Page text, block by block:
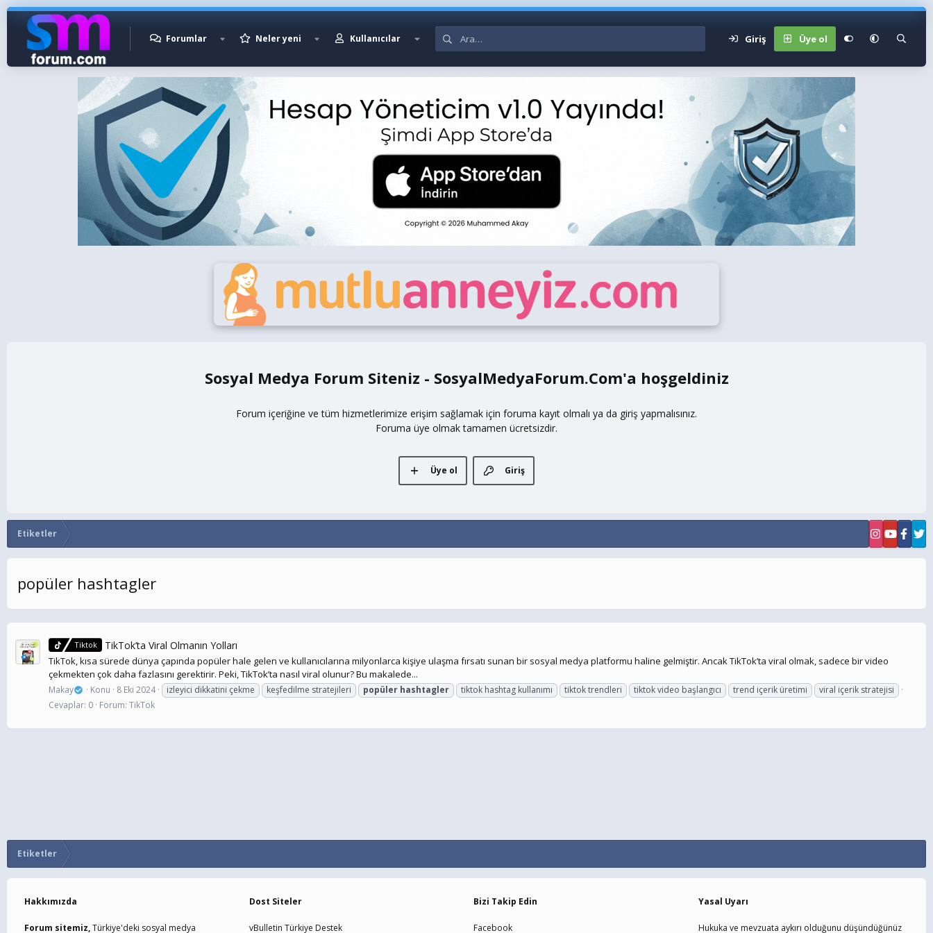
Forumlar Neler yeni Kullanıcılar Giriş Üye ol
Sosyal Medya Forum Siteniz - SosyalMedyaForum.Com
Forum içeriğine ve tüm hizmetlerimize erişim sağlamak için foruma kayıt olmalı ya da giriş yapmalısınız.
Foruma üye olmak tamamen ücretsizdir.
Giriş
Üye ol
Etiketler
popüler hashtagler
Tiktok TikTok’ta Viral Olmanın Yolları
TikTok, kısa sürede dünya çapında popüler hale gelen ve kullanıcılarına milyonlarca kişiye ulaşma fırsatı sunan bir sosyal medya platformu haline gelmiştir. Ancak TikTok’ta viral olmak, sadece bir video
çekmekten çok daha fazlasını gerektirir. Peki, TikTok’ta nasıl viral olunur? Bu makalede...
Makay Konu 8 Eki 2024 izleyici dikkatini çekme keşfedilme stratejileri popüler hashtagler tiktok hashtag kullanımı tiktok trendleri tiktok video başlangıcı trend içerik üretimi
viral içerik stratejisi
Cevaplar: 0 Forum: TikTok
Etiketler
Hakkımızda
Forum sitemiz,Türkiye'deki sosyal medya
Dost Siteler
vBulletin Türkiye Destek
Bizi Takip Edin
Facebook
Yasal Uyarı
Hukuka ve mevzuata aykırı olduğunu düşündüğünüz